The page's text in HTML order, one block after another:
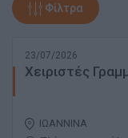
Φίλτρα
23/07/2026
Χειριστές
ΙΩΑΝΝΙΝΑ